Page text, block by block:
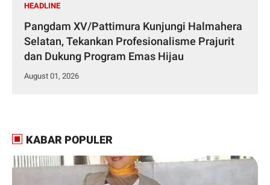
HEADLINE
Pangdam XV/Pattimura Kunjungi Halmahera
Selatan, Tekankan Profesionalisme Prajurit
dan Dukung Program Emas Hijau
August 01, 2026
KABAR POPULER